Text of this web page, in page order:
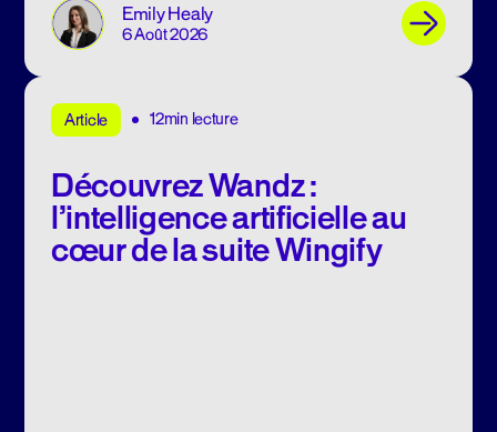
Emily Healy
6 Août 2026
Article 12min lecture
Découvrez Wandz :
l’intelligence artificielle au
cœur de la suite Wingify